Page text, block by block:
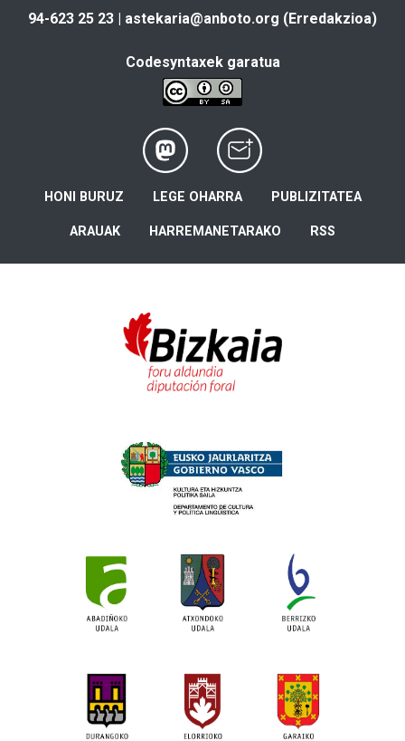
94-623 25 23 | astekaria@anboto.org (Erredakzioa)
Codesyntaxek garatua
HONI BURUZ LEGE OHARRA PUBLIZITATEA
ARAUAK HARREMANETARAKO RSS